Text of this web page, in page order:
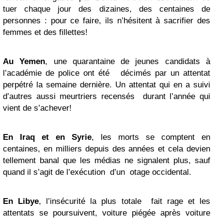
tuer chaque jour des dizaines, des centaines de
personnes : pour ce faire, ils n’hésitent à sacrifier des
femmes et des fillettes!
Au Yemen, une quarantaine de jeunes candidats à
l’académie de police ont été décimés par un attentat
perpétré la semaine dernière. Un attentat qui en a suivi
d’autres aussi meurtriers recensés durant l’année qui
vient de s’achever!
En Iraq et en Syrie, les morts se comptent en
centaines, en milliers depuis des années et cela devien
tellement banal que les médias ne signalent plus, sauf
quand il s’agit de l’exécution d’un otage occidental.
En Libye, l’insécurité la plus totale fait rage et les
attentats se poursuivent, voiture piégée après voiture